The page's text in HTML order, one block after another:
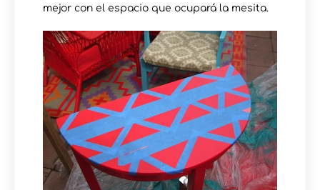
mejor con el espacio que ocupará la mesita.